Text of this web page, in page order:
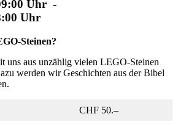
Uhr -
Uhr
Steinen?
uns aus unzählig vielen LEGO-Steinen
werden wir Geschichten aus der Bibel
CHF 50.–